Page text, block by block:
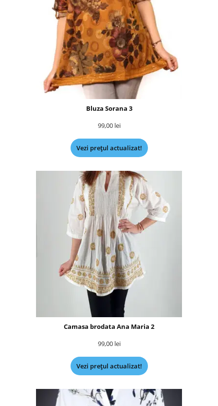
Bluza Sorana 3
99,00 lei
Vezi prețul actualizat!
Camasa brodata Ana Maria 2
99,00 lei
Vezi prețul actualizat!